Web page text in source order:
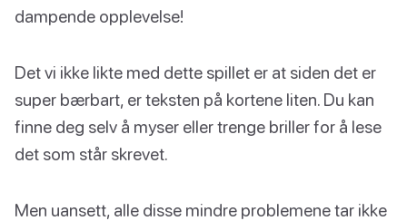
dampende opplevelse!
Det vi ikke likte med dette spillet er at siden det er
super bærbart, er teksten på kortene liten. Du kan
finne deg selv å myser eller trenge briller for å lese
det som står skrevet.
Men uansett, alle disse mindre problemene tar ikke